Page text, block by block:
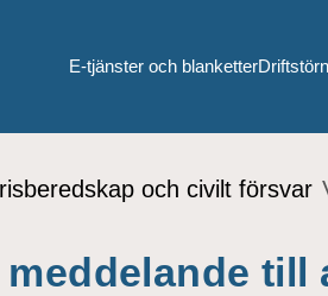
E-tjänster och blanketter
och civilt försvar
till